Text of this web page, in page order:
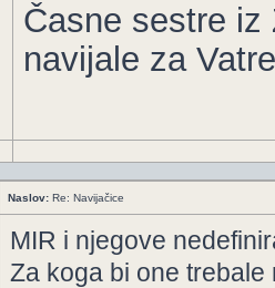
Časne sestre iz
navijale za
Naslov: Re: Navijačice
MIR i njegove
Za koga bi one